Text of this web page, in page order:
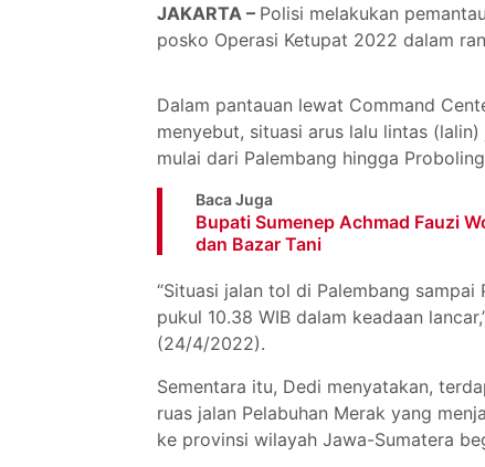
JAKARTA – Polisi melakukan
posko Operasi Ketupat 2022 dalam
Dalam pantauan lewat Command
menyebut, situasi arus lalu lintas
mulai dari Palembang hingga
Baca Juga
Bupati Sumenep Achmad Fauzi
dan Bazar Tani
“Situasi jalan tol di Palembang
pukul 10.38 WIB dalam keadaan
(24/4/2022).
Sementara itu, Dedi menyatakan,
ruas jalan Pelabuhan Merak yang
ke provinsi wilayah Jawa-Sumatera